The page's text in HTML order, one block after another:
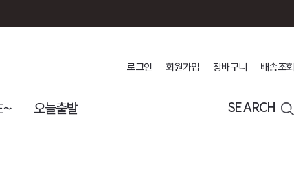
로그인 회원가입 장바구니 배송조회
오늘출발 SEARCH